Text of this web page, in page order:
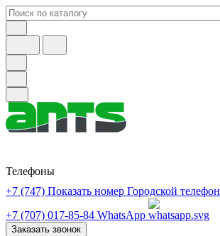
Телефоны
+7 (747) Показать номер Городской телефон
+7 (707) 017-85-84 WhatsApp
Заказать звонок